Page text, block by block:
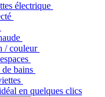
électrique
/ couleur
bains
en quelques clics